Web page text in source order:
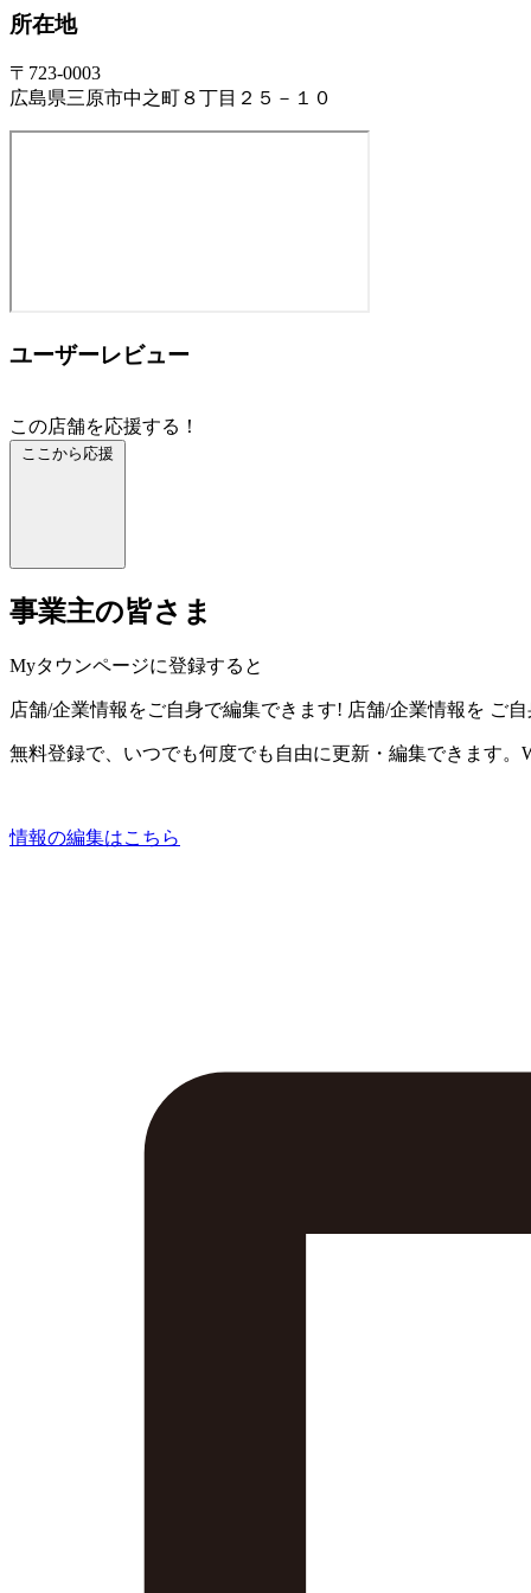
所在地
〒723-0003
広島県三原市中之町８丁目２５－１０
ユーザーレビュー
この店舗を応援する！
ここから応援
事業主の皆さま
Myタウンページに登録すると
店舗/企業情報をご自身で編集できます! 店舗/企業情報を ご
無料登録で、いつでも何度でも自由に更新・編集できます。
情報の編集はこちら